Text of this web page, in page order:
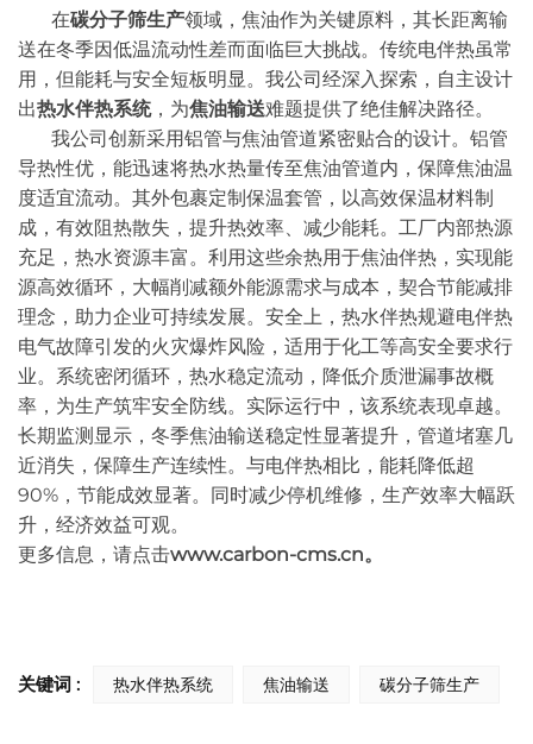
在碳分子筛生产领域，焦油作为关键原料，其长距离输
送在冬季因低温流动性差而面临巨大挑战。传统电伴热虽常
用，但能耗与安全短板明显。我公司经深入探索，自主设计
出热水伴热系统，为焦油输送难题提供了绝佳解决路径。
我公司创新采用铝管与焦油管道紧密贴合的设计。铝管
导热性优，能迅速将热水热量传至焦油管道内，保障焦油温
度适宜流动。其外包裹定制保温套管，以高效保温材料制
成，有效阻热散失，提升热效率、减少能耗。工厂内部热源
充足，热水资源丰富。利用这些余热用于焦油伴热，实现能
源高效循环，大幅削减额外能源需求与成本，契合节能减排
理念，助力企业可持续发展。安全上，热水伴热规避电伴热
电气故障引发的火灾爆炸风险，适用于化工等高安全要求行
业。系统密闭循环，热水稳定流动，降低介质泄漏事故概
率，为生产筑牢安全防线。实际运行中，该系统表现卓越。
长期监测显示，冬季焦油输送稳定性显著提升，管道堵塞几
近消失，保障生产连续性。与电伴热相比，能耗降低超
90%，节能成效显著。同时减少停机维修，生产效率大幅跃
升，经济效益可观。
更多信息，请点击www.carbon-cms.cn。
关键词 : 热水伴热系统 焦油输送 碳分子筛生产